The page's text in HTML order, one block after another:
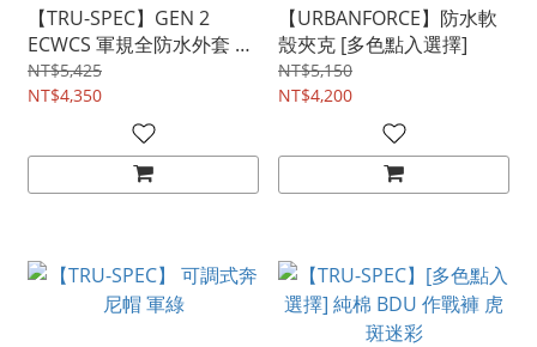
【TRU-SPEC】GEN 2
ECWCS 軍規全防水外套 美
軍極地防寒系統 ACU迷彩
NT$5,425
NT$4,350
【URBANFORCE】防水軟
殼夾克 [多色點入選擇]
NT$5,150
NT$4,200